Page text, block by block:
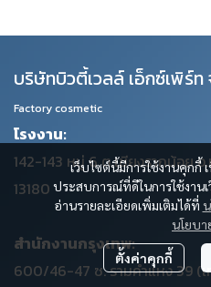
เว็บไซต์นี้มีการใช้งานคุก
ประสบการณ์ที่ดีในการใช้งาน
อ่านรายละเอียดเพิ่มเติมได้ที่
นโยบ
ตั้งค่าคุกกี้
บริษัทบิวตี้เวลล์ เอ็กซ์เพิร์ท
Factory cosmetic
โรงงาน:
142-143 หมู่ 6 ต.เชียงรากน้อย
13180
สำนักงานกรุงเทพ:
600/46-47 ซ. รามคำแหง 39 (เ